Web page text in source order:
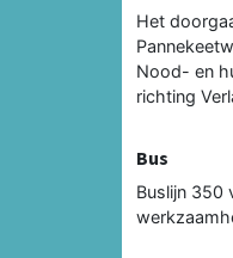
Het
Nood- en
richting
Bus
Buslijn 350